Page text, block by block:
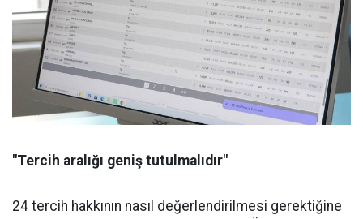
"Tercih aralığı geniş tutulmalıdır"
24 tercih hakkının nasıl değerlendirilmesi gerektiğine